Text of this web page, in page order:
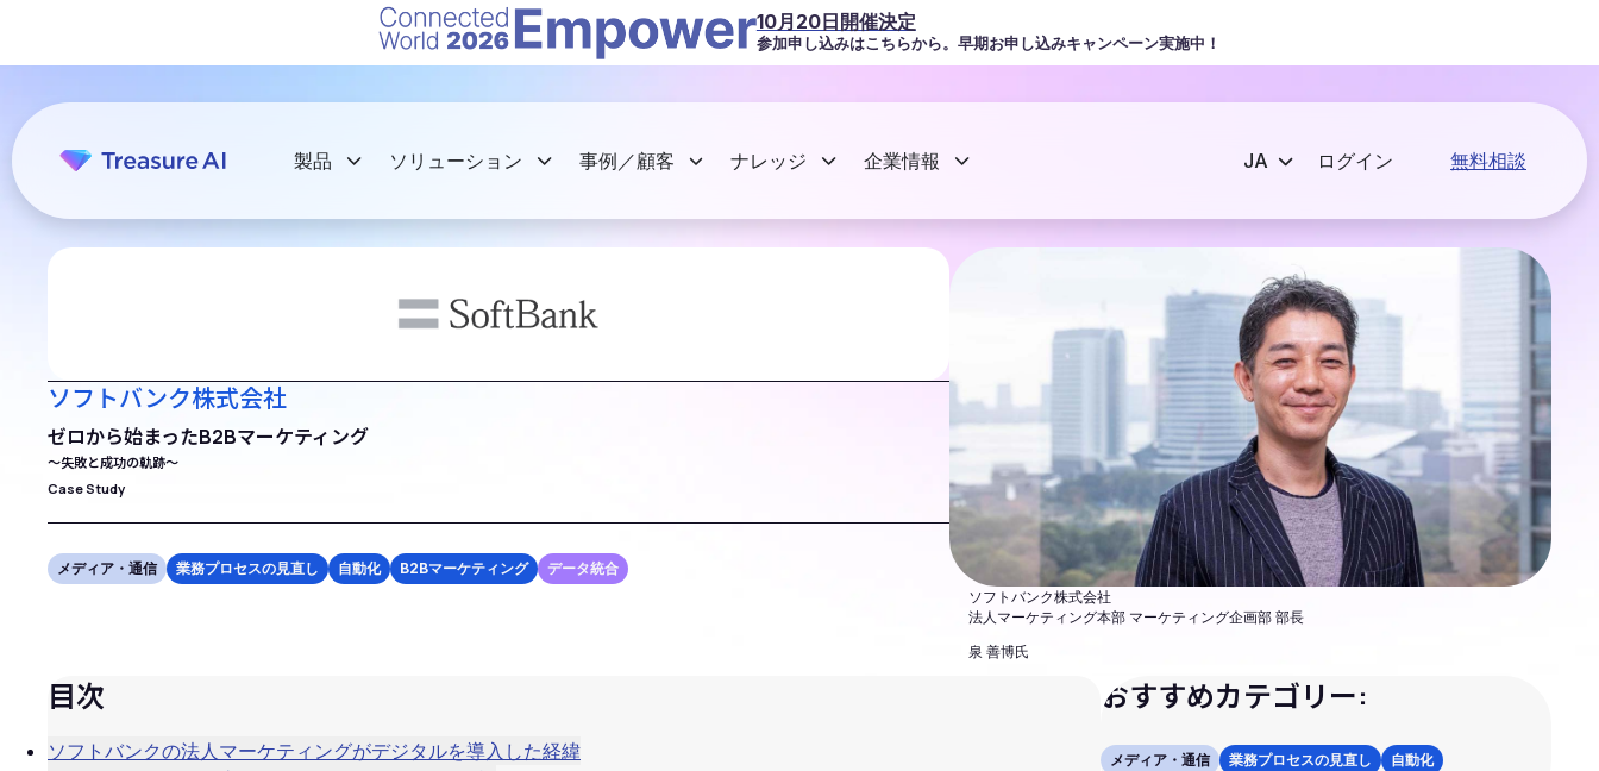
製品 ソリューション 事例／顧客 ナレッジ 企業情報 ログイン 無料相談
10月20日開催決定
参加申し込みはこちらから。早期お申し込みキャンペーン実施中！
ソフトバンク株式会社
ゼロから始まったB2Bマーケティング
〜失敗と成功の軌跡〜
Case Study
メディア・通信 業務プロセスの見直し 自動化 B2Bマーケティング
データ統合
ソフトバンク株式会社
法人マーケティング本部 マーケティング企画部 部長
泉 善博氏
目次
ソフトバンクの法人マーケティングがデジタルを導入した経緯
おすすめカテゴリー:
メディア・通信 業務プロセスの見直し
自動化